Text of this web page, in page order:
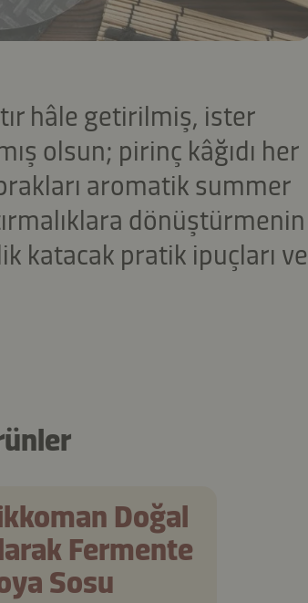
hâle getirilmiş, ister
olsun; pirinç kâğıdı her
aromatik summer
dönüştürmenin
katacak pratik ipuçları ve
Doğal
Fermente
Sosu